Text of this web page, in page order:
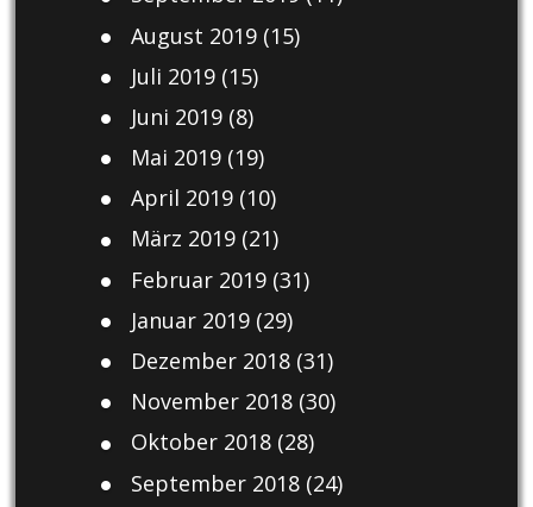
August 2019(15)
Juli 2019(15)
Juni 2019(8)
Mai 2019(19)
April 2019(10)
März 2019(21)
Februar 2019(31)
Januar 2019(29)
Dezember 2018(31)
November 2018(30)
Oktober 2018(28)
September 2018(24)